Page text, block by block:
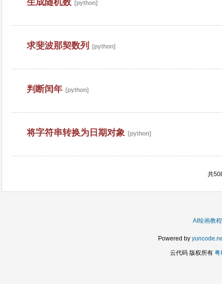
生成随机数 [python]
求斐波那契数列 [python]
判断闰年 [python]
将字符串转换为日期对象 [python]
共
AI绘画教程
Powered by
云代码 版权所有 粤